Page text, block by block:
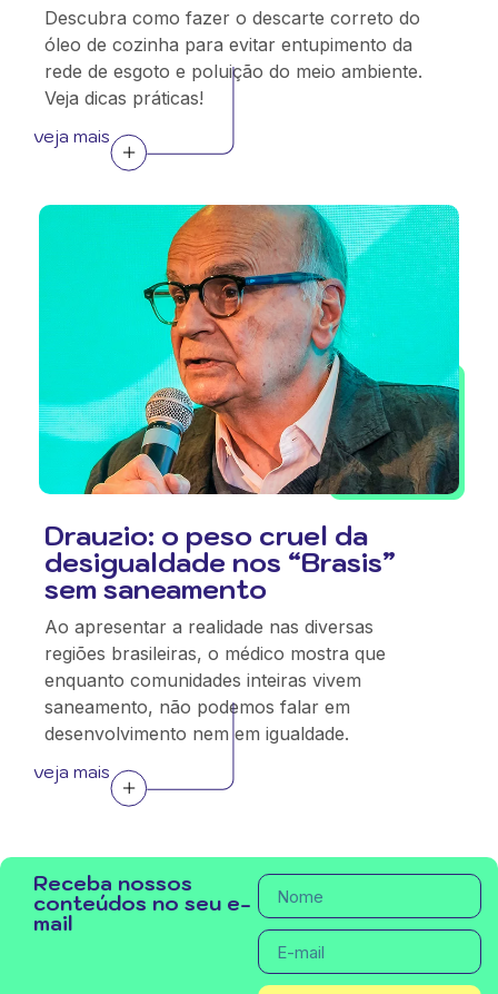
Descubra como fazer o descarte correto do
óleo de cozinha para evitar entupimento da
rede de esgoto e poluição do meio ambiente.
Veja dicas práticas!
veja mais
Drauzio: o peso cruel da
desigualdade nos “Brasis”
sem saneamento
Ao apresentar a realidade nas diversas
regiões brasileiras, o médico mostra que
enquanto comunidades inteiras vivem
saneamento, não podemos falar em
desenvolvimento nem em igualdade.
veja mais
Receba nossos
conteúdos no seu e-
mail